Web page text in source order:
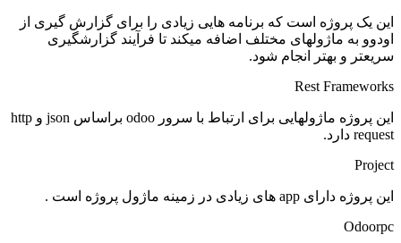
این یک پروژه است که برنامه هایی زیادی را برای گزارش گیری از
اودوو به ماژولهای مختلف اضافه میکند تا فرآیند گزارشگیری
سریعتر و بهتر انجام شود.
Rest Frameworks
این پروژه ماژولهایی برای ارتباط با سرور odoo براساس json و http
request دارد.
Project
این پروژه دارای app های زیادی در زمینه ماژول پروژه است .
Odoorpc